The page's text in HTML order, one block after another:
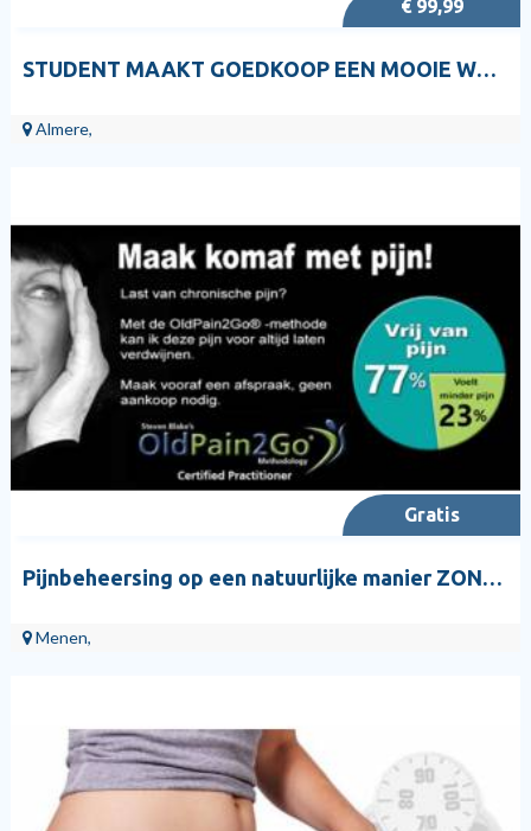
€ 99,99
STUDENT MAAKT GOEDKOOP EEN MOOIE WORDPRESS WEBSITE
Almere,
Gratis
Pijnbeheersing op een natuurlijke manier ZONDER MEDICATIE!
Menen,